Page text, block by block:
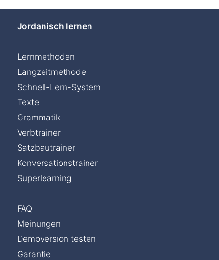
Jordanisch lernen
Lernmethoden
Langzeitmethode
Schnell-Lern-System
Texte
Grammatik
Verbtrainer
Satzbautrainer
Konversationstrainer
Superlearning
FAQ
Meinungen
Demoversion testen
Garantie